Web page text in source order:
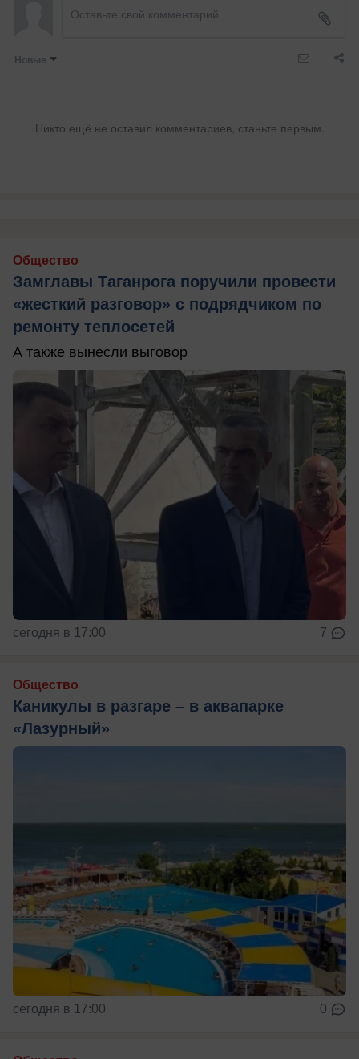
Новые
Никто ещё не оставил комментариев, станьте первым.
Общество
Замглавы Таганрога поручили провести
«жесткий разговор» с подрядчиком по
ремонту теплосетей
А также вынесли выговор
сегодня в 17:00 7
Общество
Каникулы в разгаре – в аквапарке
«Лазурный»
сегодня в 17:00 0